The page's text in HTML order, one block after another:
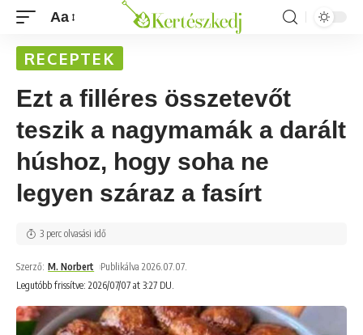
Aa
RECEPTEK
Ezt a filléres összetevőt
teszik a nagymamák a darált
húshoz, hogy soha ne
legyen száraz a fasírt
Legutóbb frissítve: 2026/07/07 at 3:27 DU.
Szerző: M. Norbert Publikálva 2026.07.07.
3 perc olvasási idő